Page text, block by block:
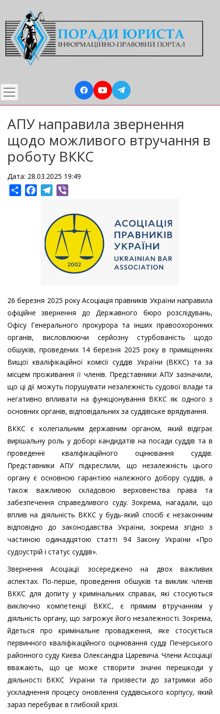
до
основного
вмісту
АПУ направила звернення
щодо можливого втручання в
роботу ВККС
Дата: 28.03.2025 19:49
ShareFacebookTelegram
26 березня 2025 року Асоціація правників України направила
офіційне звернення до Державного бюро розслідувань,
Офісу Генерального прокурора та інших правоохоронних
органів, висловлюючи серйозну стурбованість щодо
обшуків, проведених 14 березня 2025 року в приміщеннях
Вищої кваліфікаційної комісії суддів України (ВККС) та за
місцем проживання її членів. Представники АПУ зазначили,
що ці дії можуть порушувати незалежність судової влади та
негативно впливати на функціонування ВККС як одного з
основних органів, відповідальних за суддівське врядування.
ВККС є колегіальним державним органом, який відіграє
вирішальну роль у доборі кандидатів на посади суддів та в
проведенні кваліфікаційного оцінювання суддів.
Представники АПУ підкреслили, що незалежність цього
органу є основною гарантією належного добору суддів, а
також важливою складовою верховенства права та
забезпечення справедливого суду. Зокрема, нагадали, що
вплив на діяльність ВККС у будь-який спосіб є незаконним
відповідно до законодавства України, зокрема згідно з
частиною одинадцятою статті 94 Закону України «Про
судоустрій і статус суддів».
Звернення Асоціації зосереджено на двох важливих
аспектах. По-перше, проведення обшуків та виклик членів
ВККС для допиту у кримінальних справах, які стосуються
виключно компетенції ВККС, є прямим втручанням у
діяльність органу, що загрожує його незалежності. Зокрема,
йдеться про кримінальне провадження, яке стосується
первинного кваліфікаційного оцінювання судді Печерського
районного суду Києва Олександра Царевича. Члени Асоціації
вважають, що це може створити значні перешкоди у
діяльності ВККС України та призвести до затримки або
ускладнення процесу оновлення суддівського корпусу, який
зараз перебуває в глибокій кризі.